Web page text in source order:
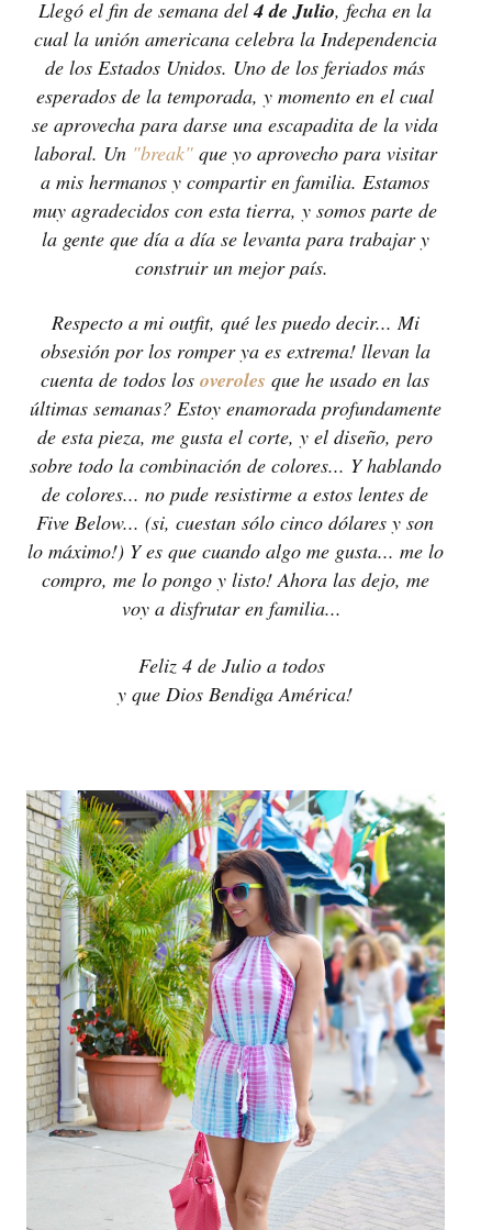
Llegó el fin de semana del4 de Julio, fecha en la
cual la unión americana celebra la Independencia
de los Estados Unidos. Uno de los feriados más
esperados de la temporada, y momento en el cual
se aprovecha para darse una escapadita de la vida
laboral. Un "break"que yo aprovecho para visitar
a mis hermanos y compartir en familia. Estamos
muy agradecidos con esta tierra, y somos parte de
la gente que día a día se levanta para trabajar y
construir un mejor país.
Respecto a mi outfit, qué les puedo decir... Mi
obsesión por los romper ya es extrema! llevan la
cuenta de todos losoveroles que he usado en las
últimas semanas? Estoy enamorada profundamente
de esta pieza, me gusta el corte, y el diseño, pero
sobre todo la combinación de colores... Y hablando
de colores... no pude resistirme a estos lentes de
Five Below... (si, cuestan sólo cinco dólares y son
lo máximo!) Y es que cuando algo me gusta... me lo
compro, me lo pongo y listo! Ahora las dejo, me
voy a disfrutar en familia...
Feliz 4 de Julio a todos
y que Dios Bendiga América!